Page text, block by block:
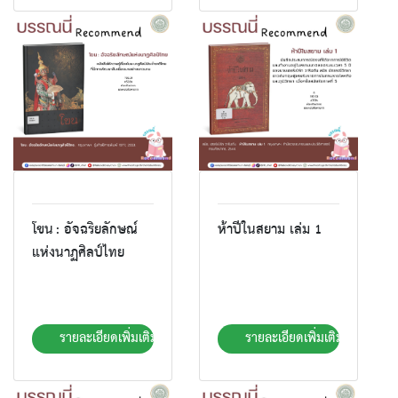
โขน : อัจฉริยลักษณ์
แห่งนาฏศิลป์ไทย
รายละเอียดเพิ่มเติม
ห้าปีในสยาม เล่ม 1
รายละเอียดเพิ่มเติม